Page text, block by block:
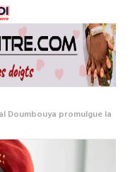
Doumbouya promulgue la